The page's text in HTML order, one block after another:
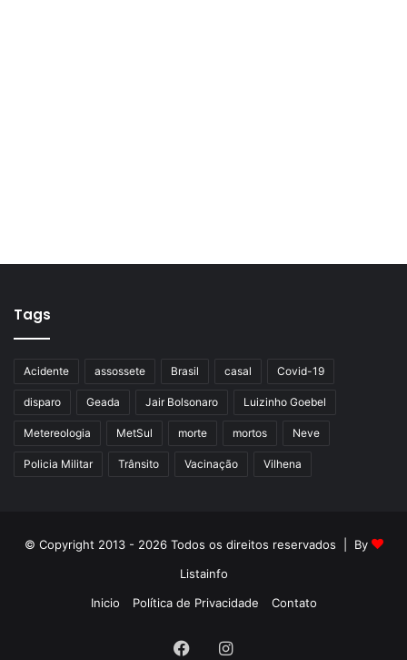
Tags
Acidente assossete Brasil casal Covid-19
disparo Geada Jair Bolsonaro Luizinho Goebel
Metereologia MetSul morte mortos Neve
Policia Militar Trânsito Vacinação Vilhena
© Copyright 2013 - 2026 Todos os direitos reservados | By
Listainfo
Inicio
Política de Privacidade Contato
FacebookInstagram